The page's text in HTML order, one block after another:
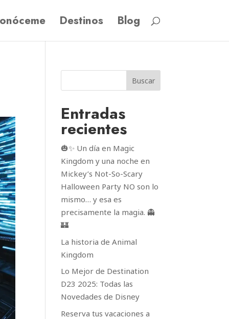
Destinos Blog
Buscar
Entradas
recientes
🎃✨ Un día en Magic
Kingdom y una noche en
Mickey’s Not-So-Scary
Halloween Party NO son lo
mismo… y esa es
precisamente la magia. 👻
🏰
La historia de Animal
Kingdom
Lo Mejor de Destination
D23 2025: Todas las
Novedades de Disney
Reserva tus vacaciones a